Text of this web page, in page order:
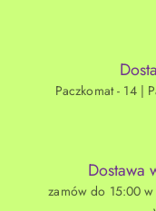
Paczkomat - 14 |
Dostawa
zamów do 15:00